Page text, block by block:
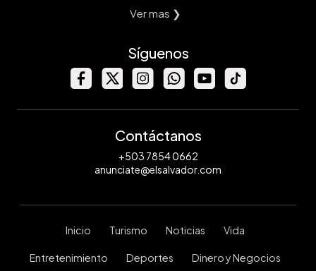
Ver mas ❯
Síguenos
Contáctanos
+503 7854 0662
anunciate@elsalvador.com
Inicio Turismo Noticias Vida
Entretenimiento Deportes Dinero y Negocios